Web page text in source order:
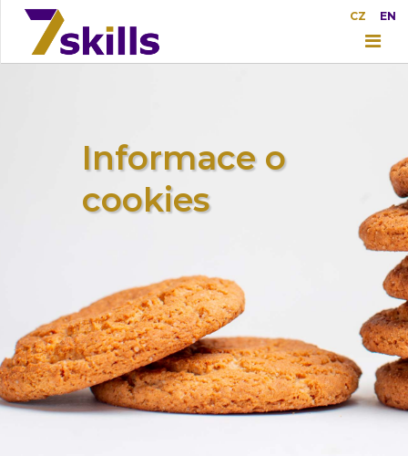
CZ EN
Informace o
cookies